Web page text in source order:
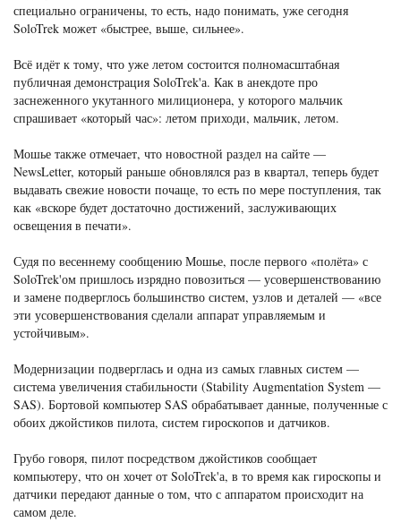
специально ограничены, то есть, надо понимать, уже сегодня
SoloTrek может «быстрее, выше, сильнее».
Всё идёт к тому, что уже летом состоится полномасштабная
публичная демонстрация SoloTrek'а. Как в анекдоте про
заснеженного укутанного милиционера, у которого мальчик
спрашивает «который час»: летом приходи, мальчик, летом.
Мошье также отмечает, что новостной раздел на сайте —
NewsLetter, который раньше обновлялся раз в квартал, теперь будет
выдавать свежие новости почаще, то есть по мере поступления, так
как «вскоре будет достаточно достижений, заслуживающих
освещения в печати».
Судя по весеннему сообщению Мошье, после первого «полёта» с
SoloTrek'ом пришлось изрядно повозиться — усовершенствованию
и замене подверглось большинство систем, узлов и деталей — «все
эти усовершенствования сделали аппарат управляемым и
устойчивым».
Модернизации подверглась и одна из самых главных систем —
система увеличения стабильности (Stability Augmentation System —
SAS). Бортовой компьютер SAS обрабатывает данные, полученные с
обоих джойстиков пилота, систем гироскопов и датчиков.
Грубо говоря, пилот посредством джойстиков сообщает
компьютеру, что он хочет от SoloTrek'а, в то время как гироскопы и
датчики передают данные о том, что с аппаратом происходит на
самом деле.